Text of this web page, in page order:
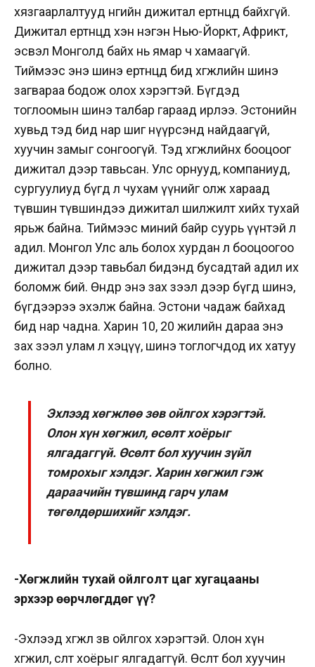
хязгаарлалтууд өнөөгийн дижитал ертөнцөд байхгүй.
Дижитал ертөнцөд хэн нэгэн Нью-Йоркт, Африкт,
эсвэл Монголд байх нь ямар ч хамаагүй.
Тиймээс энэ шинэ ертөнцөд бид хөгжлийн шинэ
загвараа бодож олох хэрэгтэй. Бүгдэд
тоглоомын шинэ талбар гараад ирлээ. Эстонийн
хувьд тэд бид нар шиг нүүрсэнд найдаагүй,
хуучин замыг сонгоогүй. Тэд хөгжлийнхөө бооцоог
дижитал дээр тавьсан. Улс орнууд, компаниуд,
сургуулиуд бүгд л чухам үүнийг олж хараад
түвшин түвшиндээ дижитал шилжилт хийх тухай
ярьж байна. Тиймээс миний байр суурь үүнтэй л
адил. Монгол Улс аль болох хурдан л бооцоогоо
дижитал дээр тавьбал бидэнд бусадтай адил их
боломж бий. Өнөөдөр энэ зах зээл дээр бүгд шинэ,
бүгдээрээ эхэлж байна. Эстони чадаж байхад
бид нар чадна. Харин 10, 20 жилийн дараа энэ
зах зээл улам л хэцүү, шинэ тоглогчдод их хатуу
болно.
Эхлээд хөгжлөө зөв ойлгох хэрэгтэй.
Олон хүн хөгжил, өсөлт хоёрыг
ялгадаггүй. Өсөлт бол хуучин зүйл
томрохыг хэлдэг. Харин хөгжил гэж
дараачийн түвшинд гарч улам
төгөлдөршихийг хэлдэг.
-Хөгжлийн тухай ойлголт цаг хугацааны
эрхээр өөрчлөгддөг үү?
-Эхлээд хөгжлөө зөв ойлгох хэрэгтэй. Олон хүн
хөгжил, өсөлт хоёрыг ялгадаггүй. Өсөлт бол хуучин